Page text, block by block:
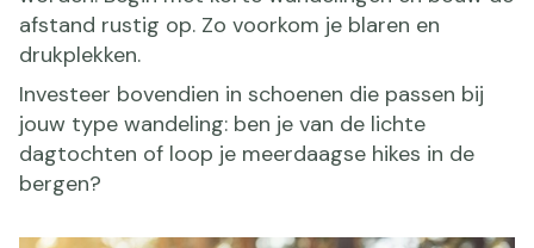
afstand rustig op. Zo voorkom je blaren en
drukplekken.
Investeer bovendien in schoenen die passen bij
jouw type wandeling: ben je van de lichte
dagtochten of loop je meerdaagse hikes in de
bergen?